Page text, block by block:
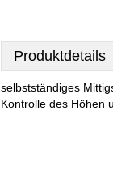
Produktdetails
selbstständiges
Kontrolle des Höhen